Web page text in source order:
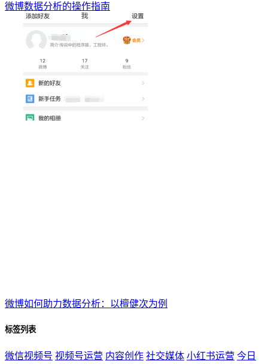
微博数据分析的操作指南
微博如何助力数据分析：以檀健次为例
标签列表
微信视频号 视频号运营 内容创作 社交媒体 小红书运营 今日